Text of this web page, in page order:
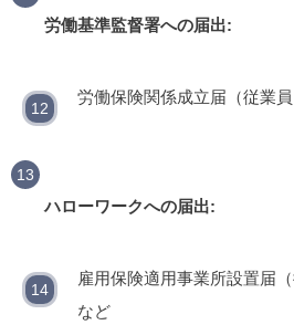
労働基準監督署への届出:
労働保険関係成立届（従業
ハローワークへの届出:
雇用保険適用事業所設置届
など